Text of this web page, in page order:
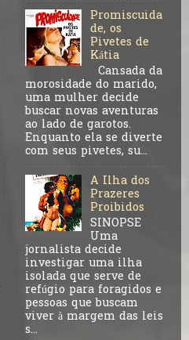
Promiscuida
de, os
Pivetes de
Kátia
Cansada da
morosidade do marido,
uma mulher decide
buscar novas aventuras
ao lado de garotos.
Enquanto ela se diverte
com seus pivetes, su...
A Ilha dos
Prazeres
Proibidos
SINOPSE
Uma
jornalista decide
investigar uma ilha
isolada que serve de
refúgio para foragidos e
pessoas que buscam
viver à margem das leis
s...